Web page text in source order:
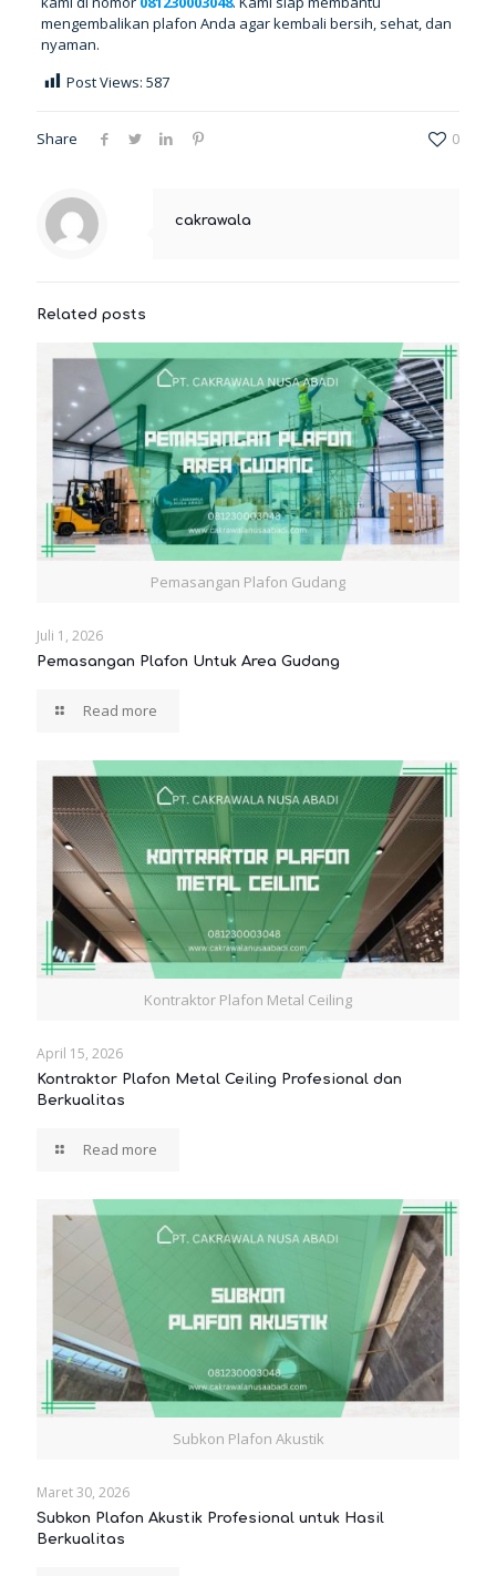
mengembalikan plafon Anda agar kembali bersih, sehat, dan
nyaman.
Post Views: 587
Share 0
cakrawala
Related posts
Pemasangan Plafon Gudang
Juli 1, 2026
Pemasangan Plafon Untuk Area Gudang
Read more
Kontraktor Plafon Metal Ceiling
April 15, 2026
Kontraktor Plafon Metal Ceiling Profesional dan
Berkualitas
Read more
Subkon Plafon Akustik
Maret 30, 2026
Subkon Plafon Akustik Profesional untuk Hasil
Berkualitas